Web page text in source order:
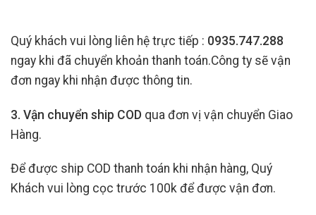
Quý khách vui lòng liên hệ trực tiếp : 0935.747.288
ngay khi đã chuyển khoản thanh toán.Công ty sẽ vận
đơn ngay khi nhận được thông tin.
3. Vận chuyển ship COD qua đơn vị vận chuyển Giao
Hàng.
Để được ship COD thanh toán khi nhận hàng, Quý
Khách vui lòng cọc trước 100k để được vận đơn.